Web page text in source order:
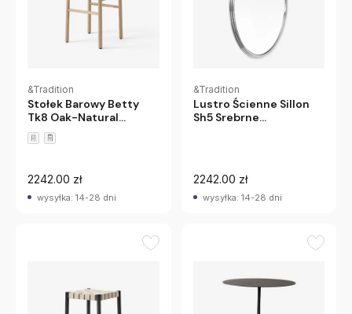
&Tradition
Stołek Barowy Betty
Tk8 Oak-Natural
Andtradition
2242.00 zł
wysyłka: 14-28 dni
&Tradition
Lustro Ścienne Sillon
Sh5 Srebrne
2242.00 zł
wysyłka: 14-28 dni